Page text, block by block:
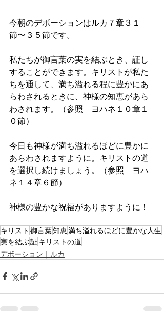
今朝のデボーションはルカ７章３１
節〜３５節です。
私たちが御言葉の実を結ぶとき、証し
することができます。キリストが私た
ちを通して、満ち溢れる程に豊かにあ
らわされるときに、神様の知恵があら
わされます。（参照　ヨハネ１０章１
０節）
今日も神様が満ち溢れるほどに豊かに
あらわされますように。キリストの道
を選択し続けましょう。（参照　ヨハ
ネ１４章６節）
神様の豊かな祝福がありますように！
キリスト 御言葉知恵満ち溢れるほどに豊かな人生
実を結ぶ証キリストの道
デボーション｜ルカ